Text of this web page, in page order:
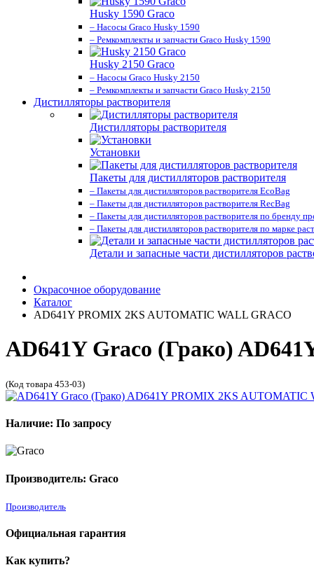
Husky 1590 Graco
– Насосы Graco Husky 1590
– Ремкомплекты и запчасти Graco Husky 1590
Husky 2150 Graco
– Насосы Graco Husky 2150
– Ремкомплекты и запчасти Graco Husky 2150
Дистилляторы растворителя
Дистилляторы растворителя
Установки
Пакеты для дистилляторов растворителя
– Пакеты для дистилляторов растворителя EcoBag
– Пакеты для дистилляторов растворителя RecBag
– Пакеты для дистилляторов растворителя по бренду
– Пакеты для дистилляторов растворителя по марке
Детали и запасные части дистилляторов
Окрасочное оборудование
Каталог
AD641Y PROMIX 2KS AUTOMATIC WALL GRACO
AD641Y Graco (Грако)
(Код товара 453-03)
Наличие: По запросу
Производитель: Graco
Производитель
Официальная гарантия
Как купить?